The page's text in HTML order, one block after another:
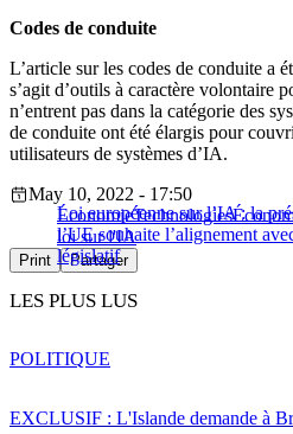
Codes de conduite
L’article sur les codes de conduite a
s’agit d’outils à caractère volontaire
n’entrent pas dans la catégorie des
de conduite ont été élargis pour
utilisateurs de systèmes d’IA.
Loi européenne sur l’IA : la
l’UE souhaite l’alignement
législatif
May 10, 2022 - 17:50
ÉconomieTechnologies
loi sur l'IA
Print Partager
LES PLUS LUS
EXCLUSIF : L'Islande demande à
POLITIQUE